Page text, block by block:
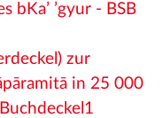
bKa’ ’gyur - BSB
zur
in 25 000